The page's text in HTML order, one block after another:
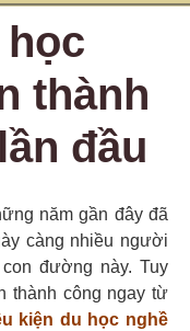
thành
đầu
năm gần đây đã
càng nhiều người
đường này. Tuy
thành công ngay từ
kiện du học nghề